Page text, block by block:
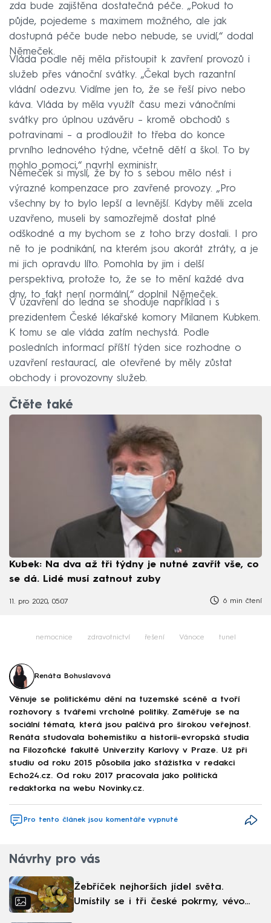
zda bude zajištěna dostatečná péče. „Pokud to
půjde, pojedeme s maximem možného, ale jak
dostupná péče bude nebo nebude, se uvidí,“ dodal
Němeček.
Vláda podle něj měla přistoupit k zavření provozů i
služeb přes vánoční svátky. „Čekal bych razantní
vládní odezvu. Vidíme jen to, že se řeší pivo nebo
káva. Vláda by měla využít času mezi vánočními
svátky pro úplnou uzávěru – kromě obchodů s
potravinami – a prodloužit to třeba do konce
prvního lednového týdne, včetně dětí a škol. To by
mohlo pomoci,“ navrhl exministr.
Němeček si myslí, že by to s sebou mělo nést i
výrazné kompenzace pro zavřené provozy. „Pro
všechny by to bylo lepší a levnější. Kdyby měli zcela
uzavřeno, museli by samozřejmě dostat plné
odškodné a my bychom se z toho brzy dostali. I pro
ně to je podnikání, na kterém jsou akorát ztráty, a je
mi jich opravdu líto. Pomohla by jim i delší
perspektiva, protože to, že se to mění každé dva
dny, to fakt není normální,“ doplnil Němeček.
V uzavření do ledna se shoduje například i s
prezidentem České lékařské komory Milanem Kubkem.
K tomu se ale vláda zatím nechystá. Podle
posledních informací příští týden sice rozhodne o
uzavření restaurací, ale otevřené by měly zůstat
obchody i provozovny služeb.
Čtěte také
Kubek: Na dva až tři týdny je nutné zavřít vše, co
se dá. Lidé musí zatnout zuby
11. pro 2020, 05:07 6 min čtení
nemocnice zdravotnictví řešení Vánoce tunel
Renáta Bohuslavová
Věnuje se politickému dění na tuzemské scéně a tvoří
rozhovory s tvářemi vrcholné politiky. Zaměřuje se na
sociální témata, která jsou palčivá pro širokou veřejnost.
Renáta studovala bohemistiku a historii-evropská studia
na Filozofické fakultě Univerzity Karlovy v Praze. Už při
studiu od roku 2015 působila jako stážistka v redakci
Echo24.cz. Od roku 2017 pracovala jako politická
redaktorka na webu Novinky.cz.
Pro tento článek jsou komentáře vypnuté
Návrhy pro vás
Žebříček nejhorších jídel světa.
Umístily se i tři české pokrmy, vévodí